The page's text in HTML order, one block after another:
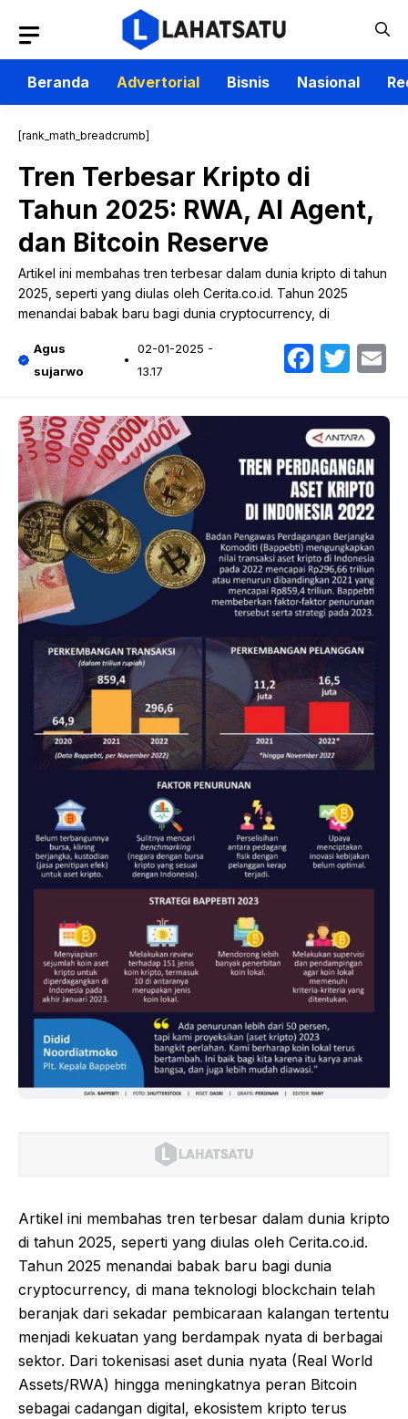
isi
Beranda
Advertorial Bisnis Nasional
[rank_math_breadcrumb]
Tren Terbesar Kripto di
Tahun 2025: RWA, AI Agent,
dan Bitcoin Reserve
Artikel ini membahas tren terbesar dalam dunia kripto di tahun
2025, seperti yang diulas oleh Cerita.co.id. Tahun 2025
menandai babak baru bagi dunia cryptocurrency, di
Agus
sujarwo
02-01-2025 -
13.17
Artikel ini membahas tren terbesar dalam dunia kripto
di tahun 2025, seperti yang diulas oleh Cerita.co.id.
Tahun 2025 menandai babak baru bagi dunia
cryptocurrency, di mana teknologi blockchain telah
beranjak dari sekadar pembicaraan kalangan tertentu
menjadi kekuatan yang berdampak nyata di berbagai
sektor. Dari tokenisasi aset dunia nyata (Real World
Assets/RWA) hingga meningkatnya peran Bitcoin
sebagai cadangan digital, ekosistem kripto terus